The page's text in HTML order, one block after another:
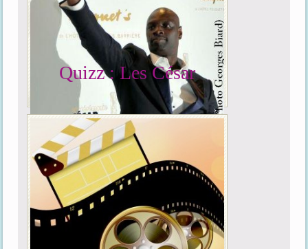
Quizz : Les César